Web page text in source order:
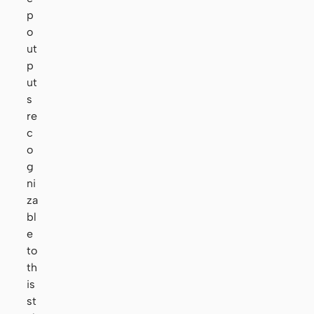
p
o
ut
p
ut
s
re
c
o
g
ni
za
bl
e
to
th
is
st